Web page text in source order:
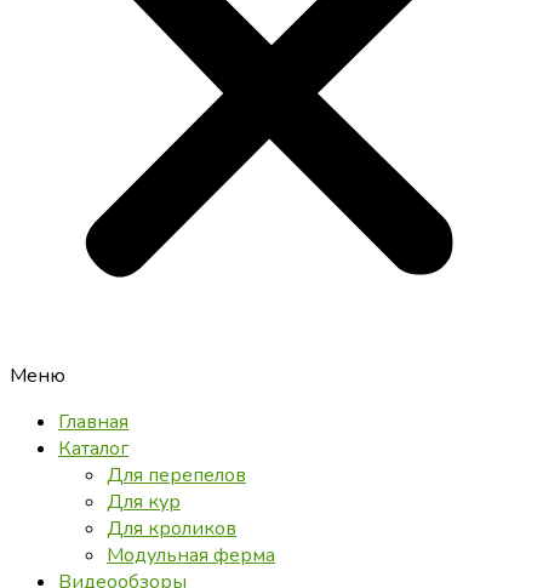
Меню
Главная
Каталог
Для перепелов
Для кур
Для кроликов
Модульная ферма
Видеообзоры